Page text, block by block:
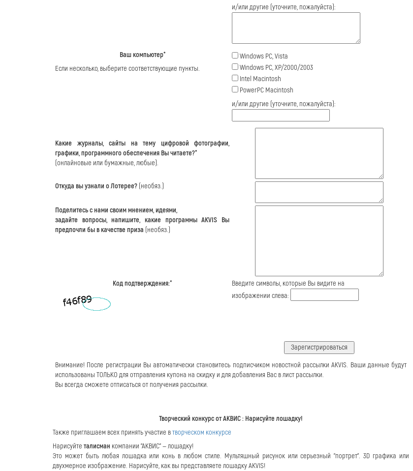
и/или другие (уточните, пожалуйста):
Ваш компьютер*
Если несколько, выберите соответствующие пункты.
Windows PC, Vista
Windows PC, XP/2000/2003
Intel Macintosh
PowerPC Macintosh
и/или другие (уточните, пожалуйста):
Какие журналы, сайты на тему цифровой фотографии,
графики, программного обеспечения Вы читаете?*
(онлайновые или бумажные, любые).
Откуда вы узнали о Лотерее? (необяз.)
Поделитесь с нами своим мнением, идеями,
задайте вопросы, напишите, какие программы AKVIS Вы
предпочли бы в качестве приза (необяз.)
Код подтверждения:*
Введите символы, которые Вы видите на
изображении слева:
Внимание! После регистрации Вы автоматически становитесь подписчиком новостной рассылки AKVIS. Ваши данные будут
использованы ТОЛЬКО для отправления купона на скидку и для добавления Вас в лист рассылки.
Вы всегда сможете отписаться от получения рассылки.
Творческий конкурс от АКВИС : Нарисуйте лошадку!
Также приглашаем всех принять участие втворческом конкурсе
Нарисуйте талисман компании "АКВИС" — лошадку!
Это может быть любая лошадка или конь в любом стиле. Мультяшный рисунок или серьезный "портрет". 3D графика или
двухмерное изображение. Нарисуйте, как вы представляете лошадку AKVIS!